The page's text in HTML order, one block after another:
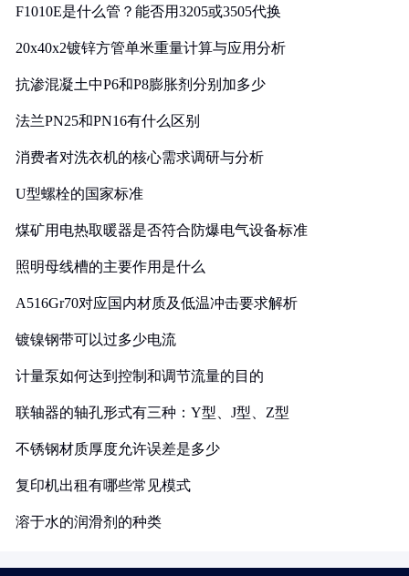
F1010E是什么管？能否用3205或3505代换
20x40x2镀锌方管单米重量计算与应用分析
抗渗混凝土中P6和P8膨胀剂分别加多少
法兰PN25和PN16有什么区别
消费者对洗衣机的核心需求调研与分析
U型螺栓的国家标准
煤矿用电热取暖器是否符合防爆电气设备标准
照明母线槽的主要作用是什么
A516Gr70对应国内材质及低温冲击要求解析
镀镍钢带可以过多少电流
计量泵如何达到控制和调节流量的目的
联轴器的轴孔形式有三种：Y型、J型、Z型
不锈钢材质厚度允许误差是多少
复印机出租有哪些常见模式
溶于水的润滑剂的种类